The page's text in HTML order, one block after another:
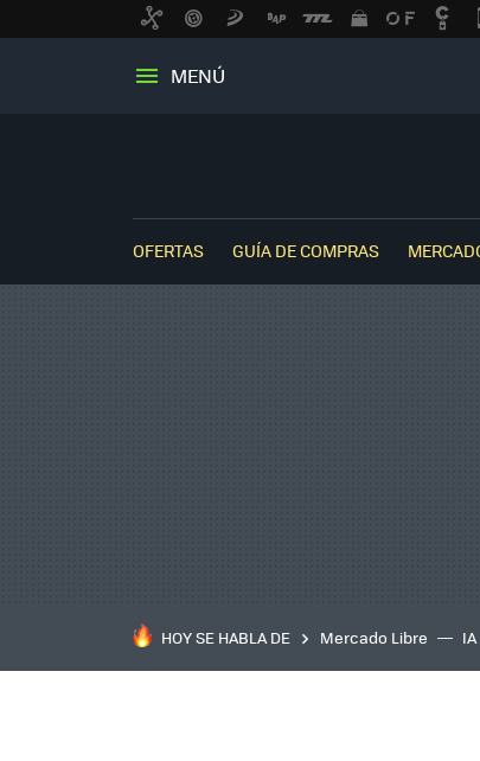
MENÚ
OFERTAS GUÍA DE COMPRAS
HOY SE HABLA DE Mercado Libre IA